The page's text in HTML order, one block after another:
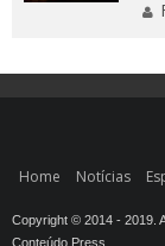
Home Notícias
Copyright © 2014 - 2019.
Conteúdo Press